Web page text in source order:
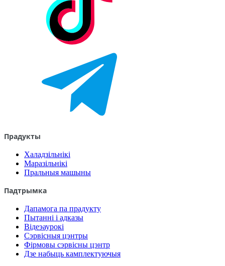
Прадукты
Халадзільнікі
Маразільнікі
Пральныя машыны
Падтрымка
Дапамога па прадукту
Пытанні і адказы
Відеэаурокі
Сэрвісныя цэнтры
Фірмовы сэрвісны цэнтр
Дзе набыць камплектуючыя